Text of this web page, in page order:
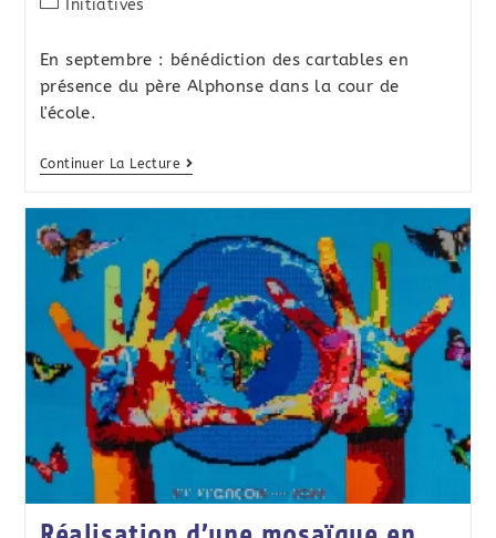
Initiatives
En septembre : bénédiction des cartables en
présence du père Alphonse dans la cour de
l'école.
Continuer La Lecture